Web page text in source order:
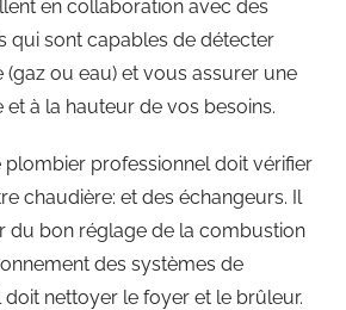
en collaboration avec des
qui sont capables de détecter
ou eau) et vous assurer une
et à la hauteur de vos besoins.
plombier professionnel doit vérifier
chaudière: et des échangeurs. Il
du bon réglage de la combustion
des systèmes de
doit nettoyer le foyer et le brûleur.